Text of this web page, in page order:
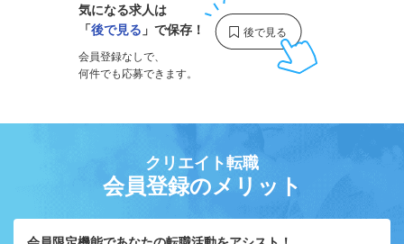
気になる求人は
「後で見る 」で保存！
会員登録なしで、
何件でも応募できます。
クリエイト転職
会員登録のメリット